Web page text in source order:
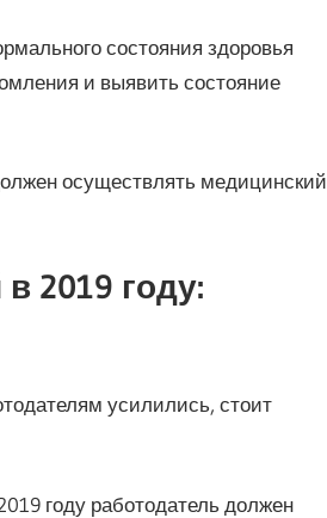
состояния здоровья
и выявить состояние
осуществлять медицинский
2019 году:
усилились, стоит
году работодатель должен